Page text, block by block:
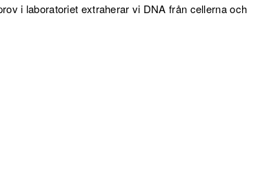
i laboratoriet extraherar vi DNA från cellerna och